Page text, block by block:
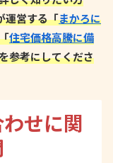
運営する「まかろに
住宅価格高騰に備
参考にしてくださ
せに関